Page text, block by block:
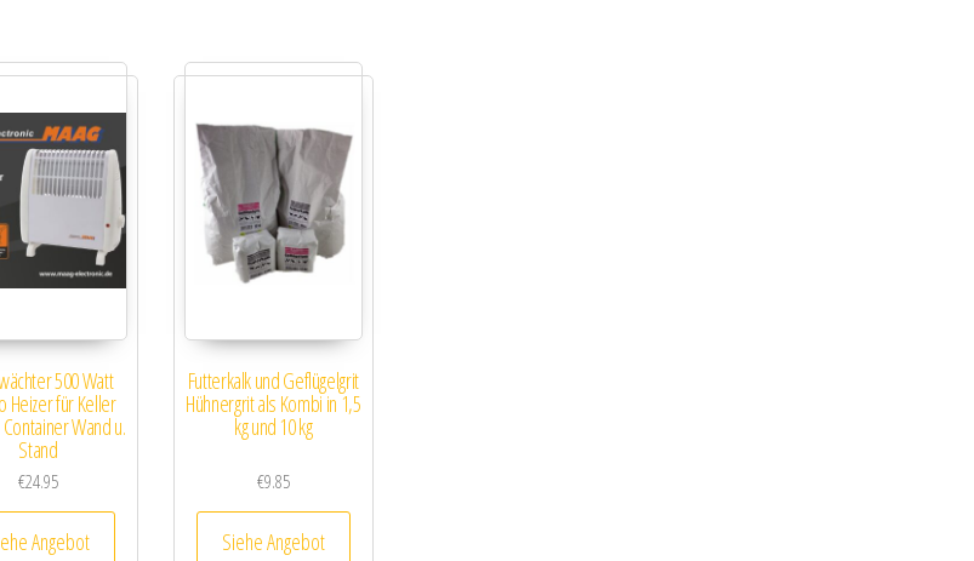
500 Watt
Heizer für Keller
Wand u.
Stand
€24.95
Angebot
Futterkalk und Geflügelgrit
Hühnergrit als Kombi in 1,5
kg und 10 kg
€9.85
Siehe Angebot